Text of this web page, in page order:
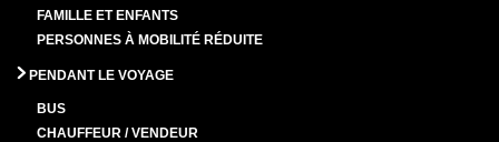
FAMILLE ET ENFANTS
PERSONNES À MOBILITÉ RÉDUITE
PENDANT LE VOYAGE
BUS
CHAUFFEUR / VENDEUR